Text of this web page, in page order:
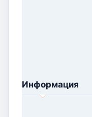
Информация